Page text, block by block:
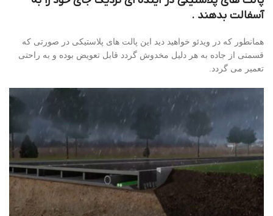
آسفالت بدهند .
همانطور که در ویدئو خواهید دید این پالت های پلاستیکی در صورتی که
قسمتی از جاده به هر دلیل مخدوش گردد قابل تعویض بوده و به راحتی
تعمیر می گردد.